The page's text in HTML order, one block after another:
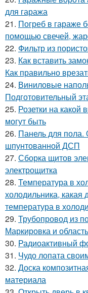
для гаража
21. Погреб в гараже
помощью свечей,
22. Фильтр из
23. Как вставить
Как правильно
24. Виниловые
Подготовительный
25. Розетки на какой
могут быть
26. Панель для пола.
шпунтованной ДСП
27. Сборка щитов
электрощитка
28. Температура в
холодильника,
температура в
29. Трубопровод из
Маркировка и
30. Радиоактивный
31. Чудо лопата
32. Доска
материала